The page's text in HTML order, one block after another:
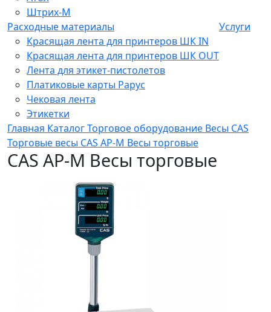
Штрих-М
Расходные материалы
Красящая лента для принтеров ШК IN
Красящая лента для принтеров ШК OUT
Лента для этикет-пистолетов
Платиковые карты Рарус
Чековая лента
Этикетки
Услуги
Главная КаталогТорговое оборудование Весы CAS
Торговые весы CAS AP-М Весы торговые
CAS AP-М Весы торговые